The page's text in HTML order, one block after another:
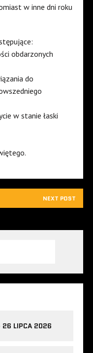
w inne dni roku
obdarzonych
do
w stanie łaski
NEXT POST
26 LIPCA 2026